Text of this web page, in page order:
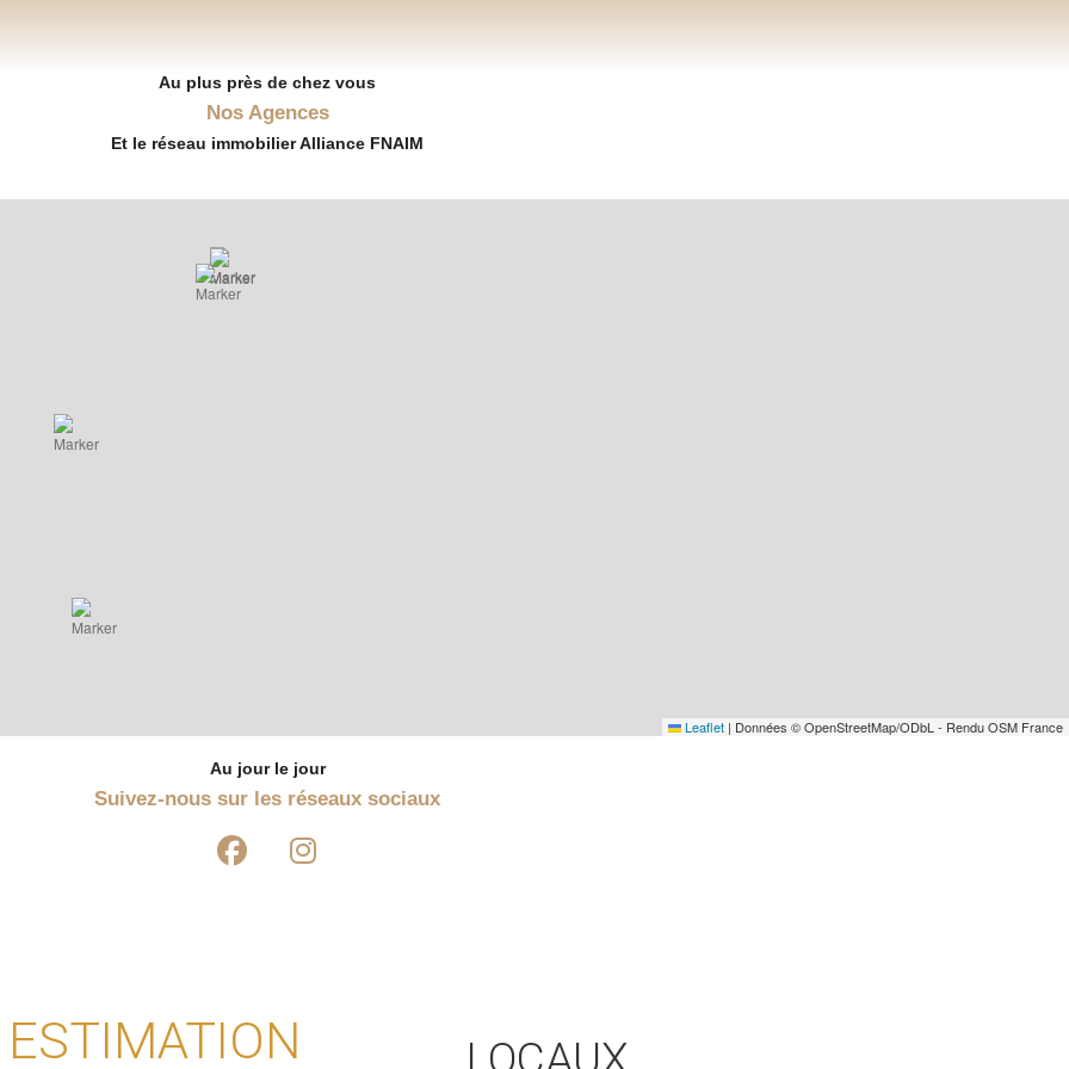
Au plus près de chez vous
Nos Agences
Et le réseau immobilier Alliance FNAIM
Leaflet | Données © OpenStreetMap/ODbL - Rendu OSM France
Au jour le jour
Suivez-nous sur les réseaux sociaux
ESTIMATION